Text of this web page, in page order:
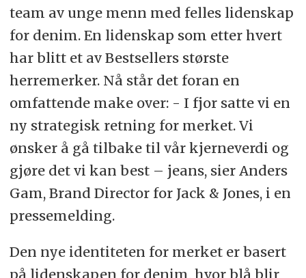
team av unge menn med felles lidenskap
for denim. En lidenskap som etter hvert
har blitt et av Bestsellers største
herremerker. Nå står det foran en
omfattende make over: - I fjor satte vi en
ny strategisk retning for merket. Vi
ønsker å gå tilbake til vår kjerneverdi og
gjøre det vi kan best – jeans, sier Anders
Gam, Brand Director for Jack & Jones, i en
pressemelding.
Den nye identiteten for merket er basert
på lidenskapen for denim, hvor blå blir